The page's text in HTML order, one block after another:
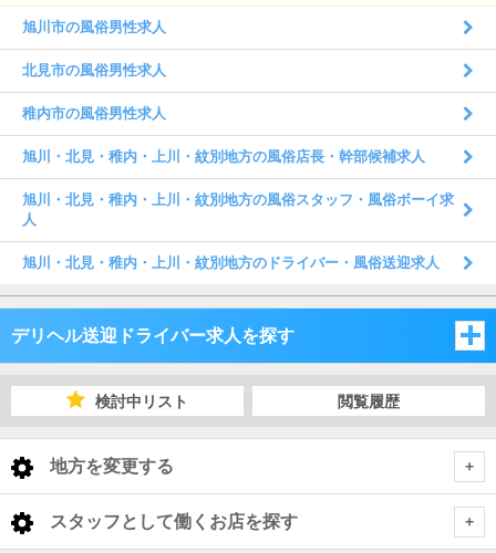
旭川市の風俗男性求人
北見市の風俗男性求人
稚内市の風俗男性求人
旭川・北見・稚内・上川・紋別地方の風俗店長・幹部候補求人
旭川・北見・稚内・上川・紋別地方の風俗スタッフ・風俗ボーイ求
人
旭川・北見・稚内・上川・紋別地方のドライバー・風俗送迎求人
デリヘル送迎ドライバー求人を探す
北海道
検討中リスト 閲覧履歴
地方を変更する
< 全国トップ
スタッフとして働くお店を探す